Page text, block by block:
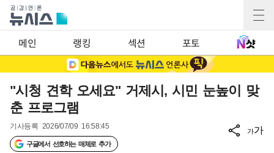
메인 랭킹 섹션 포토
"시청 견학 오세요" 거제시, 시민 눈높이 맞
춘 프로그램
기사등록 2026/07/09 16:58:45
구글에서 선호하는 매체로 추가
가가